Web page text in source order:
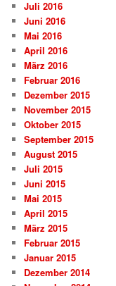
Juli 2016
Juni 2016
Mai 2016
April 2016
März 2016
Februar 2016
Dezember 2015
November 2015
Oktober 2015
September 2015
August 2015
Juli 2015
Juni 2015
Mai 2015
April 2015
März 2015
Februar 2015
Januar 2015
Dezember 2014